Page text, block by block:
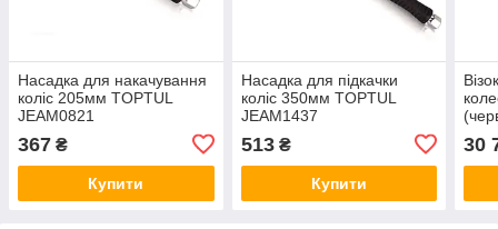
Насадка для накачування
коліс 205мм TOPTUL
JEAM0821
367 ₴
Купити
Насадка для підкачки
коліс 350мм TOPTUL
JEAM1437
513₴
Купити
30